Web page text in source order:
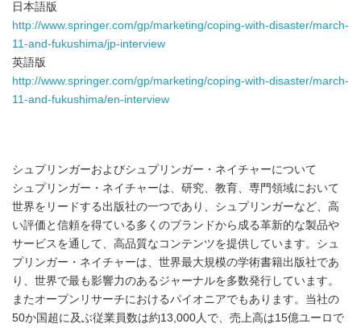
日本語版
http://www.springer.com/gp/marketing/coping-with-disaster/march-
11-and-fukushima/jp-interview
英語版
http://www.springer.com/gp/marketing/coping-with-disaster/march-
11-and-fukushima/en-interview
シュプリンガーおよびシュプリンガー・ネイチャーについて
シュプリンガー・ネイチャーは、研究、教育、専門領域において
世界をリードする出版社の一つであり、シュプリンガーなど、高
い評価と信頼を得ている多くのブランドから成る革新的な製品や
サービスを通して、高品質なコンテンツを提供しています。シュ
プリンガー・ネイチャーは、世界最大規模の学術書籍出版社であ
り、世界で最も影響力のあるジャーナルを多数発行しています。
またオープンリサーチにおけるパイオニアでもあります。当社の
50か国超に及ぶ従業員数は約13,000人で、売上高は15億ユーロで